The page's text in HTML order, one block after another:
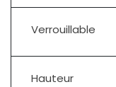
Verrouillable
Hauteur